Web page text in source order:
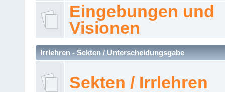
Eingebungen und
Visionen
Irrlehren - Sekten / Unterscheidungsgabe
Sekten / Irrlehren